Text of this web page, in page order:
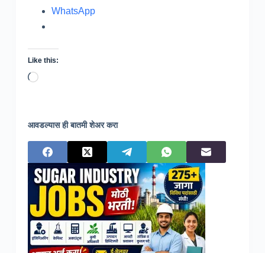
WhatsApp
Like this:
Loading…
आवडल्यास ही बातमी शेअर करा